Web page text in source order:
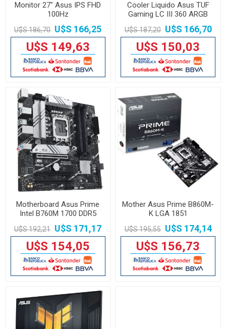
Monitor 27" Asus IPS FHD
100Hz
U$S 186,70 U$S 166,25
U$S 149,63
Cooler Liquido Asus TUF
Gaming LC III 360 ARGB
blanco
U$S 187,20 U$S 166,70
U$S 150,03
Motherboard Asus Prime
Intel B760M 1700 DDR5
U$S 192,21 U$S 171,17
U$S 154,05
Mother Asus Prime B860M-
K LGA 1851
U$S 195,55 U$S 174,14
U$S 156,73